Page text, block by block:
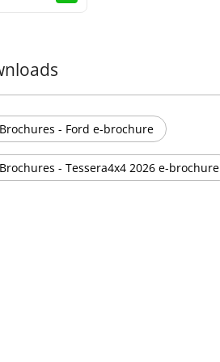
Brochures - Ford e-brochure
Brochures - Tessera4x4 2026 e-brochure